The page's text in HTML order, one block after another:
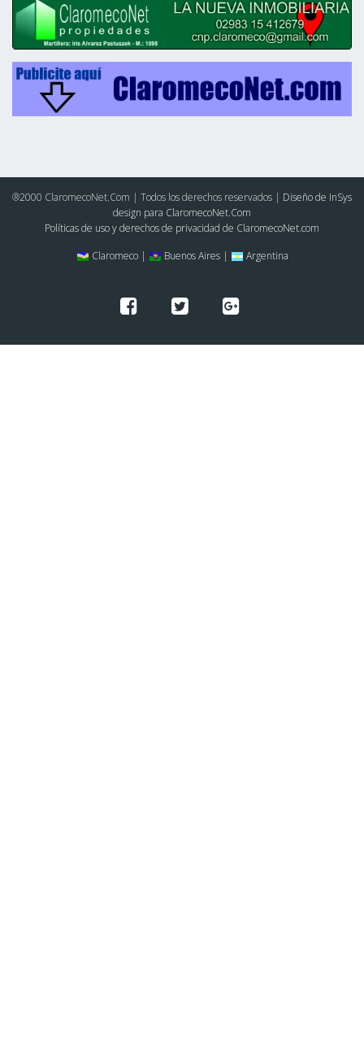
®2000 ClaromecoNet.Com | Todos los derechos reservados | Diseño de InSys
design para ClaromecoNet.Com
Políticas de uso y derechos de privacidad de ClaromecoNet.com
Claromeco |
Buenos Aires | Argentina